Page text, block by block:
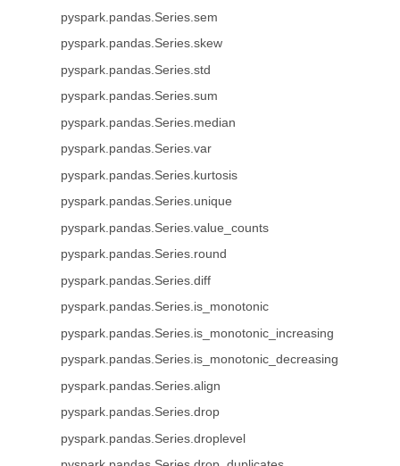
pyspark.pandas.Series.sem
pyspark.pandas.Series.skew
pyspark.pandas.Series.std
pyspark.pandas.Series.sum
pyspark.pandas.Series.median
pyspark.pandas.Series.var
pyspark.pandas.Series.kurtosis
pyspark.pandas.Series.unique
pyspark.pandas.Series.value_counts
pyspark.pandas.Series.round
pyspark.pandas.Series.diff
pyspark.pandas.Series.is_monotonic
pyspark.pandas.Series.is_monotonic_increasing
pyspark.pandas.Series.is_monotonic_decreasing
pyspark.pandas.Series.align
pyspark.pandas.Series.drop
pyspark.pandas.Series.droplevel